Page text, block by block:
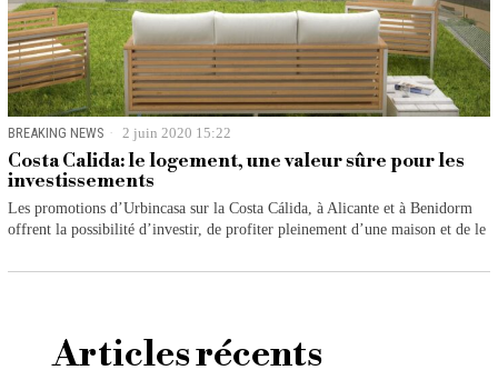
BREAKING NEWS 2 juin 2020 15:22
Costa Calida: le logement, une valeur sûre pour les
investissements
Les promotions d’Urbincasa sur la Costa Cálida, à Alicante et à Benidorm
offrent la possibilité d’investir, de profiter pleinement d’une maison et de le
Articles récents